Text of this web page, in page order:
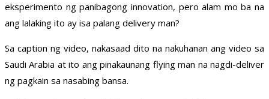
eksperimento ng panibagong innovation, pero alam mo ba na
ang lalaking ito ay isa palang delivery man?
Sa caption ng video, nakasaad dito na nakuhanan ang video sa
Saudi Arabia at ito ang pinakaunang flying man na nagdi-deliver
ng pagkain sa nasabing bansa.